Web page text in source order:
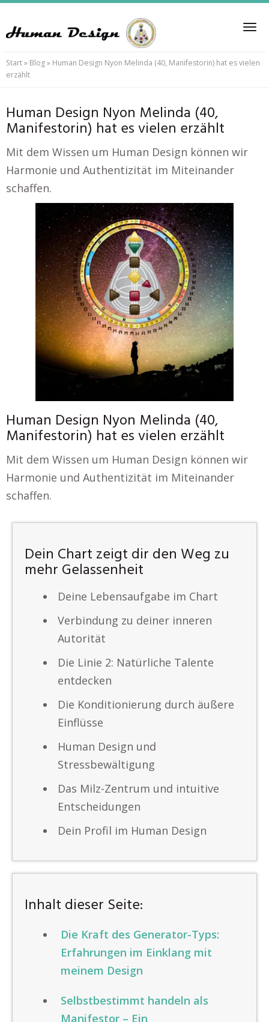
content
Start» Blog» Human Design Nyon Melinda (40, Manifestorin) hat es vielen
erzählt
Human Design Nyon Melinda (40,
Manifestorin) hat es vielen erzählt
Mit dem Wissen um Human Design können wir
Harmonie und Authentizität im Miteinander
schaffen.
Human Design Nyon Melinda (40,
Manifestorin) hat es vielen erzählt
Mit dem Wissen um Human Design können wir
Harmonie und Authentizität im Miteinander
schaffen.
Dein Chart zeigt dir den Weg zu
mehr Gelassenheit
Deine Lebensaufgabe im Chart
Verbindung zu deiner inneren
Autorität
Die Linie 2: Natürliche Talente
entdecken
Die Konditionierung durch äußere
Einflüsse
Human Design und
Stressbewältigung
Das Milz-Zentrum und intuitive
Entscheidungen
Dein Profil im Human Design
Inhalt dieser Seite:
Die Kraft des Generator-Typs:
Erfahrungen im Einklang mit
meinem Design
Selbstbestimmt handeln als
Manifestor – Ein